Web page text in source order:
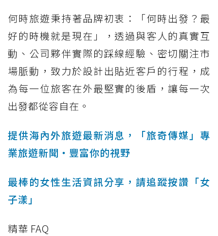
何時旅遊秉持著品牌初衷：「何時出發？最
好的時機就是現在」，透過與客人的真實互
動、公司夥伴實際的踩線經驗、密切關注市
場脈動，致力於設計出貼近客戶的行程，成
為每一位旅客在外最堅實的後盾，讓每一次
出發都從容自在。
提供海內外旅遊最新消息，「旅奇傳媒」專
業旅遊新聞‧豐富你的視野
最棒的女性生活資訊分享，請追蹤按讚「女
子漾」
精華 FAQ